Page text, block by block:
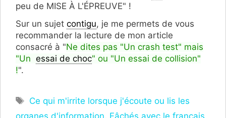
peu de MISE À L'ÉPREUVE" !
Sur un sujet contigu, je me permets de vous
recommander la lecture de mon article
consacré à "Ne dites pas "Un crash test" mais
"Un essai de choc" ou "Un essai de collision"
!".
Étiquettes
Ce qui m'irrite lorsque j'écoute ou lis les
organes d'information, Fâchés avec le français